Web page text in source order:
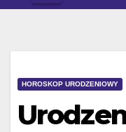
HOROSKOP URODZENIOWY